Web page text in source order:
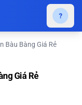
?
Bàu Bàng Giá Rẻ
Giá Rẻ